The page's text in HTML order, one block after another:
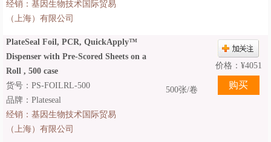
经销： 基因生物技术国际贸易
（上海）有限公司
PlateSeal Foil, PCR, QuickApply™
Dispenser with Pre-Scored Sheets on a
Roll , 500 case
500张/卷
价格： ¥4051
货号：PS-FOILRL-500
品牌：Plateseal
经销： 基因生物技术国际贸易
（上海）有限公司